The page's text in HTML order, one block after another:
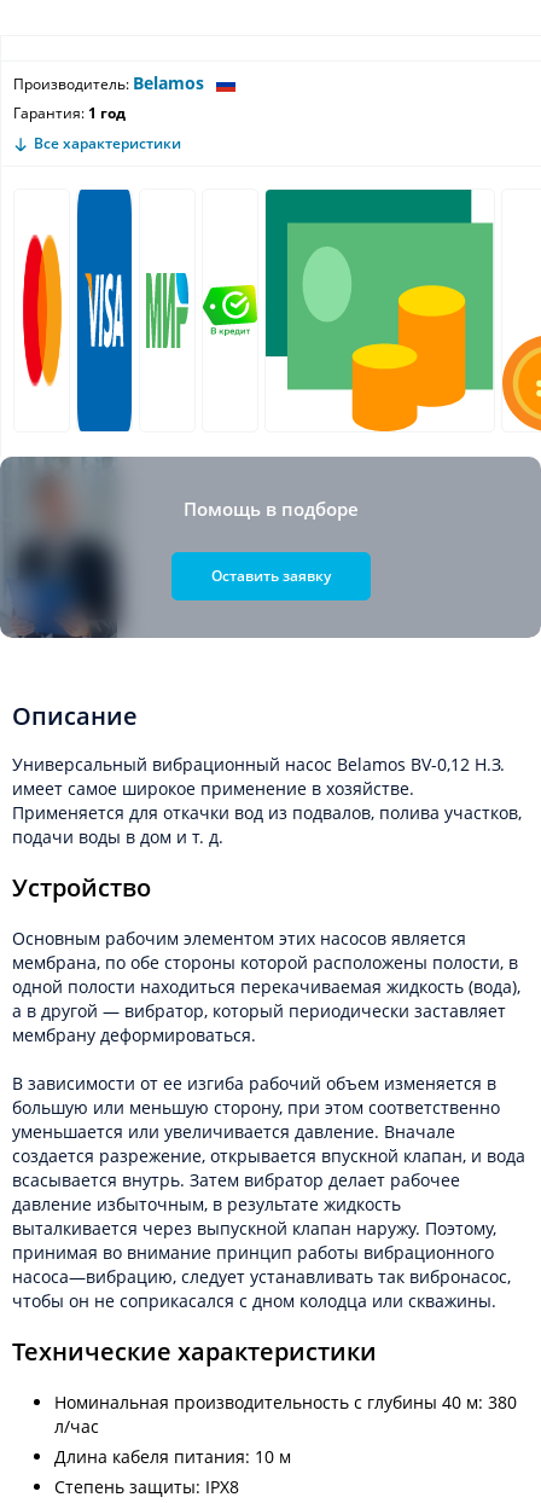
Производитель: Belamos
Гарантия: 1 год
Все характеристики
Помощь в подборе
Оставить заявку
Описание
Универсальный вибрационный насос Belamos BV-0,12 Н.З.
имеет самое широкое применение в хозяйстве.
Применяется для откачки вод из подвалов, полива участков,
подачи воды в дом и т. д.
Устройство
Основным рабочим элементом этих насосов является
мембрана, по обе стороны которой расположены полости, в
одной полости находиться перекачиваемая жидкость (вода),
а в другой — вибратор, который периодически заставляет
мембрану деформироваться.
В зависимости от ее изгиба рабочий объем изменяется в
большую или меньшую сторону, при этом соответственно
уменьшается или увеличивается давление. Вначале
создается разрежение, открывается впускной клапан, и вода
всасывается внутрь. Затем вибратор делает рабочее
давление избыточным, в результате жидкость
выталкивается через выпускной клапан наружу. Поэтому,
принимая во внимание принцип работы вибрационного
насоса—вибрацию, следует устанавливать так вибронасос,
чтобы он не соприкасался с дном колодца или скважины.
Технические характеристики
Номинальная производительность с глубины 40 м: 380
л/час
Длина кабеля питания: 10 м
Степень защиты: IPX8